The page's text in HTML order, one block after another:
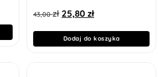
43,00zł 25,80 zł
Dodaj do koszyka